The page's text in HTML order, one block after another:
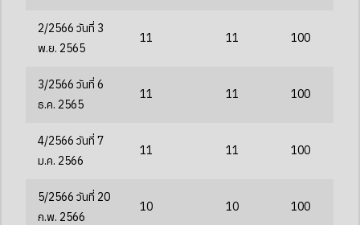
2/2566 วันที่ 3
พ.ย. 2565
11 11 100
3/2566 วันที่ 6
ธ.ค. 2565
11 11 100
4/2566 วันที่ 7
ม.ค. 2566
11 11 100
5/2566 วันที่ 20
ก.พ. 2566
10 10 100